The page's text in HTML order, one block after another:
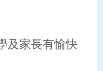
及家長有愉快